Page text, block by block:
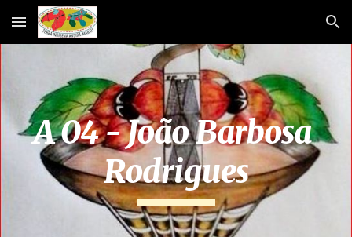
Skip to main content Skip to navigation
A 04 - João Barbosa
Rodrigues